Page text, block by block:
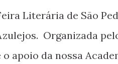
Literária de São
Organizada
apoio da nossa